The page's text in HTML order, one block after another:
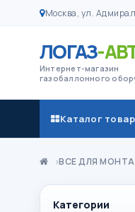
Москва, ул.
ЛОГАЗ-
Интернет-магазин
газобаллонного
Каталог
ВСЕ ДЛЯ
Категории